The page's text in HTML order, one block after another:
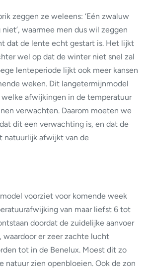
zeggen ze weleens: ‘Eén zwaluw
waarmee men dus wil zeggen
dat de lente echt gestart is. Het lijkt
wel op dat de winter niet snel zal
lenteperiode lijkt ook meer kansen
weken. Dit langetermijnmodel
afwijkingen in de temperatuur
verwachten. Daarom moeten we
dit een verwachting is, en dat de
afwijkt van de
voorziet voor komende week
van maar liefst 6 tot
doordat de zuidelijke aanvoer
waardoor er zeer zachte lucht
tot in de Benelux. Moest dit zo
natuur zien openbloeien. Ook de zon